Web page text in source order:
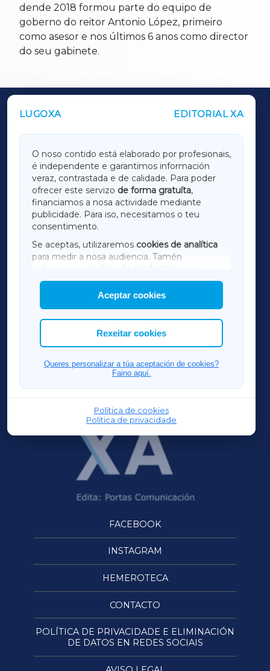
dende 2018 formou parte do equipo de
goberno do reitor Antonio López, primeiro
como asesor e nos últimos 6 anos como director
do seu gabinete.
LUGOXA EDITORIAL XA
O noso contido está elaborado por profesionais,
é independente e garantimos información
veraz, contrastada e de calidade. Para poder
ofrecer este servizo de forma gratuíta,
financiamos a nosa actividade mediante
publicidade. Para iso, necesitamos o teu
consentimento.
Se aceptas, utilizaremos cookies de analítica
para medir a nosa audiencia. Tamén
utilizaremos
cookies de marketing
mostrar publicidade de terceiros.
Así mesmo, podes personalizar a elección das
cookies que desexas permitir.
Aceptar cookies
Rexeitar cookies
Queres personalizar a túa aceptación de cookies?
Faino aquí.
Política de cookies
Política de privacidade
OUTROS PERIÓDICOS
LUGOXA
TERRACHAXA
AMARIÑAXA
RIBEIRASACRAXA
ACORUÑAXA
FERROLXA
OURENSEXA
FACEBOOK
INSTAGRAM
HEMEROTECA
CONTACTO
POLÍTICA DE PRIVACIDADE E ELIMINACIÓN
DE DATOS EN REDES SOCIAIS